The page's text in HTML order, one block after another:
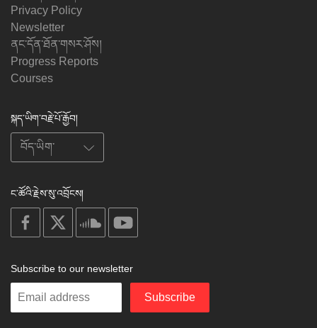
Privacy Policy
Newsletter
ནང་དོན་ཐོན་གསར་ཤོས།
Progress Reports
Courses
སྐད་ཡིག་བརྗེ་པོ་རྒྱོབ།
ང་ཚོའི་རྗེས་སུ་འབྲོངས།
on
facebook
soundcloud
Subscribe to our newsletter
Enter
Subscribe